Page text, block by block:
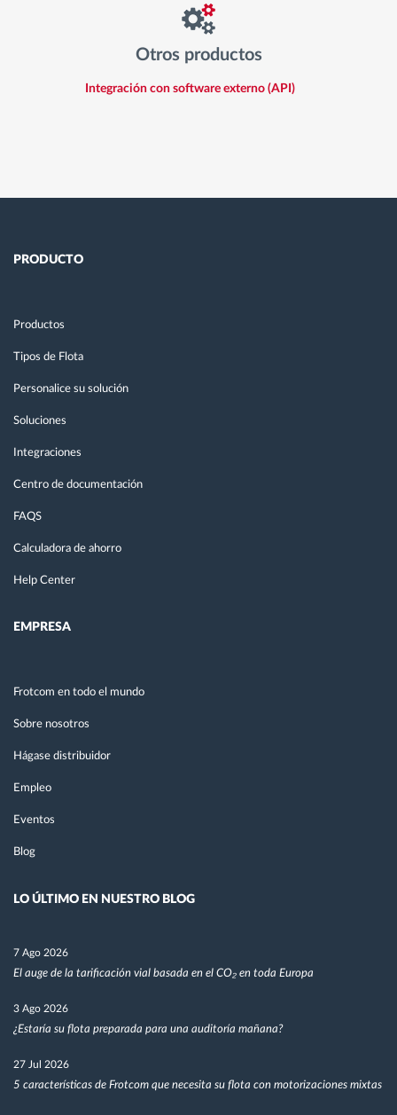
Otros productos
Integración con software externo (API)
PRODUCTO
Productos
Tipos de Flota
Personalice su solución
Soluciones
Integraciones
Centro de documentación
FAQS
Calculadora de ahorro
Help Center
EMPRESA
Frotcom en todo el mundo
Sobre nosotros
Hágase distribuidor
Empleo
Eventos
Blog
LO ÚLTIMO EN NUESTRO BLOG
7 Ago 2026
El auge de la tarificación vial basada en el CO₂ en toda Europa
3 Ago 2026
¿Estaría su flota preparada para una auditoría mañana?
27 Jul 2026
5 características de Frotcom que necesita su flota con motorizaciones mixtas